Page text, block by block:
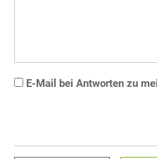
E-Mail bei Antworten zu